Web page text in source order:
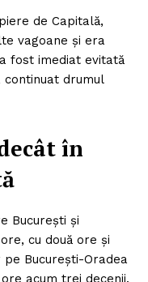
de Capitală,
vagoane şi era
fost imediat evitată
drumul
în
Bucureşti şi
cu două ore şi
Bucureşti-Oradea